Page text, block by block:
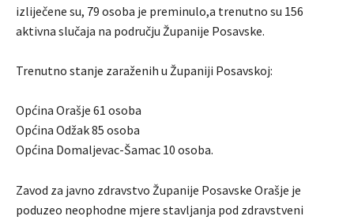
izliječene su, 79 osoba je preminulo,a trenutno su 156
aktivna slučaja na području Županije Posavske.
Trenutno stanje zaraženih u Županiji Posavskoj:
Općina Orašje 61 osoba
Općina Odžak 85 osoba
Općina Domaljevac-Šamac 10 osoba.
Zavod za javno zdravstvo Županije Posavske Orašje je
poduzeo neophodne mjere stavljanja pod zdravstveni